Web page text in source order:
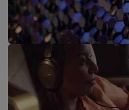
Nuestras salas VIP